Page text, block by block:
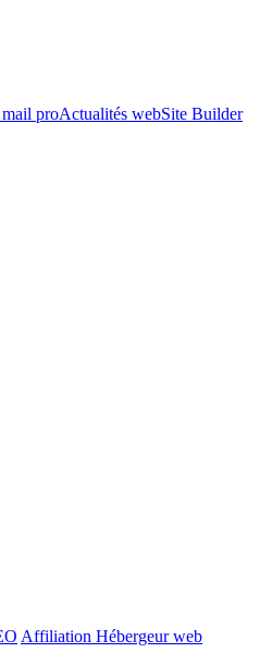
mail proActualités webSite Builder
Affiliation Hébergeur web